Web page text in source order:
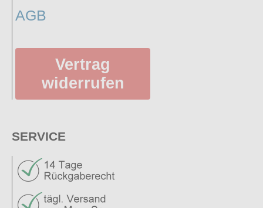
AGB
Vertrag
widerrufen
SERVICE